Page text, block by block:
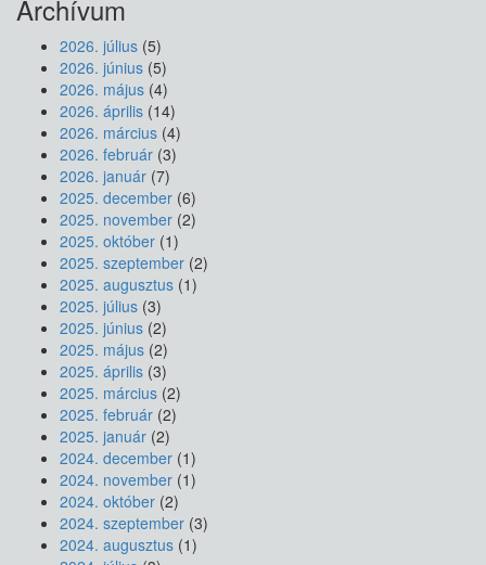
Archívum
2026. július (5)
2026. június (5)
2026. május (4)
2026. április (14)
2026. március (4)
2026. február (3)
2026. január (7)
2025. december (6)
2025. november (2)
2025. október (1)
2025. szeptember (2)
2025. augusztus (1)
2025. július (3)
2025. június (2)
2025. május (2)
2025. április (3)
2025. március (2)
2025. február (2)
2025. január (2)
2024. december (1)
2024. november (1)
2024. október (2)
2024. szeptember (3)
2024. augusztus (1)